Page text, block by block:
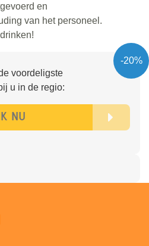
en
van het personeel.
-20%
voordeligste
u in de regio: